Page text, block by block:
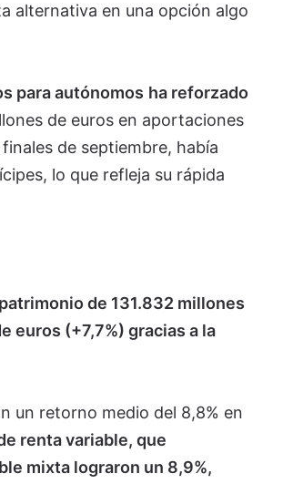
alternativa en una opción algo
para autónomos ha reforzado
de euros en aportaciones
de septiembre, había
lo que refleja su rápida
de 131.832 millones
euros (+7,7%) gracias a la
un retorno medio del 8,8% en
renta variable, que
mixta lograron un 8,9%,